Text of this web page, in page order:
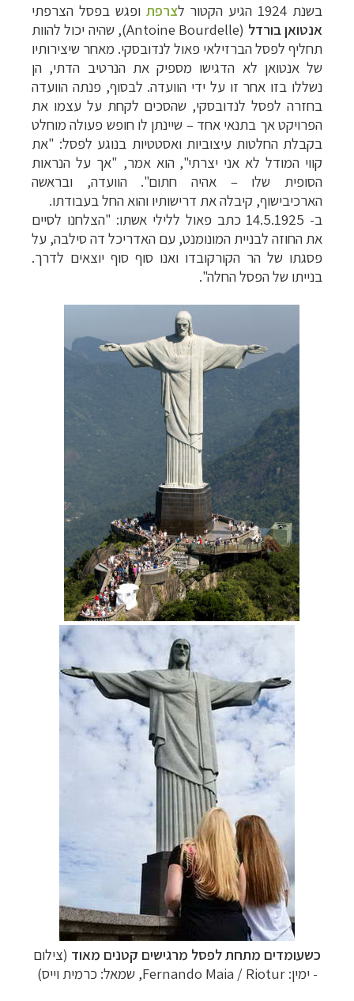
בשנת 1924 הגיע הקטור ל
צרפת ופגש בפסל הצרפתי
אנטואן בורדל (
Antoine Bourdelle), שהיה יכול להוות
תחליף לפסל הברזילאי פאול לנדובסקי. מאחר שיצירותיו
של אנטואן לא הדגישו מספיק את הנרטיב הדתי, הן
נשללו בזו אחר זו על ידי הוועדה. לבסוף, פנתה הוועדה
בחזרה לפסל לנדובסקי, שהסכים לקחת על עצמו את
הפרויקט אך בתנאי אחד – שיינתן לו חופש פעולה מוחלט
בקבלת החלטות עיצוביות ואסטטיות בנוגע לפסל: "את
קווי המודל לא אני יצרתי", הוא אמר, "אך על הנראות
הסופית שלו – אהיה חתום". הוועדה, ובראשה
הארכיבישוף, קיבלה את דרישותיו והוא החל בעבודתו.
ב- 14.5.1925 כתב פאול ללילי אשתו: "הצלחנו לסיים
את החוזה לבניית המונומנט, עם האדריכל דה סילבה, על
פסגתו של הר הקורקובדו ואנו סוף סוף יוצאים לדרך.
בנייתו של הפסל החלה".
כשעומדים מתחת לפסל מרגישים קטנים מאוד (צילום
- ימין: Fernando Maia / Riotur, שמאל: כרמית וייס)